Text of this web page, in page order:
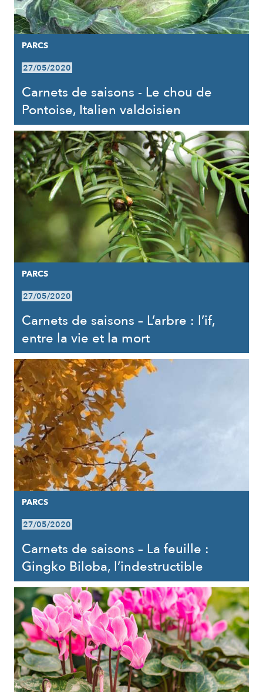
PARCS
27/05/2020
Carnets de saisons - Le chou de
Pontoise, Italien valdoisien
PARCS
27/05/2020
Carnets de saisons – L’arbre : l’if,
entre la vie et la mort
PARCS
27/05/2020
Carnets de saisons – La feuille :
Gingko Biloba, l’indestructible